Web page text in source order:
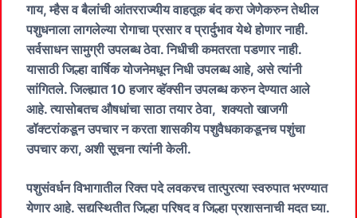
गाय, म्हैस व बैलांची आंतरराज्यीय वाहतूक बंद करा जेणेकरुन तेथील
पशुधनाला लागलेल्या रोगाचा प्रसार व प्रार्दुभाव येथे होणार नाही.
सर्वसाधन सामुग्री उपलब्ध ठेवा. निधीची कमतरता पडणार नाही.
यासाठी जिल्हा वार्षिक योजनेमधून निधी उपलब्ध आहे, असे त्यांनी
सांगितले. जिल्ह्यात 10 हजार व्हॅक्सीन उपलब्ध करुन देण्यात आले
आहे. त्यासोबतच औषधांचा साठा तयार ठेवा, शक्यतो खाजगी
डॉक्टरांकडून उपचार न करता शासकीय पशुवैधकाकडूनच पशुंचा
उपचार करा, अशी सूचना त्यांनी केली.
पशुसंवर्धन विभागातील रिक्त पदे लवकरच तात्पुरत्या स्वरुपात भरण्यात
येणार आहे. सद्यस्थितीत जिल्हा परिषद व जिल्हा प्रशासनाची मदत घ्या.